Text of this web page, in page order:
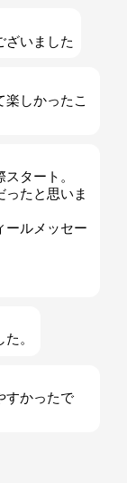
ざいました
しかったこ
タート。
ったと思いま
ールメッセー
。
すかったで